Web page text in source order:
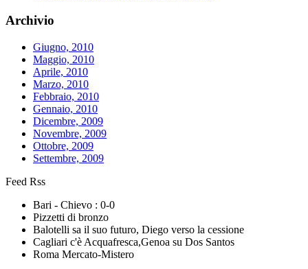
Archivio
Giugno, 2010
Maggio, 2010
Aprile, 2010
Marzo, 2010
Febbraio, 2010
Gennaio, 2010
Dicembre, 2009
Novembre, 2009
Ottobre, 2009
Settembre, 2009
Feed Rss
Bari - Chievo : 0-0
Pizzetti di bronzo
Balotelli sa il suo futuro, Diego verso la cessione
Cagliari c'è Acquafresca,Genoa su Dos Santos
Roma Mercato-Mistero